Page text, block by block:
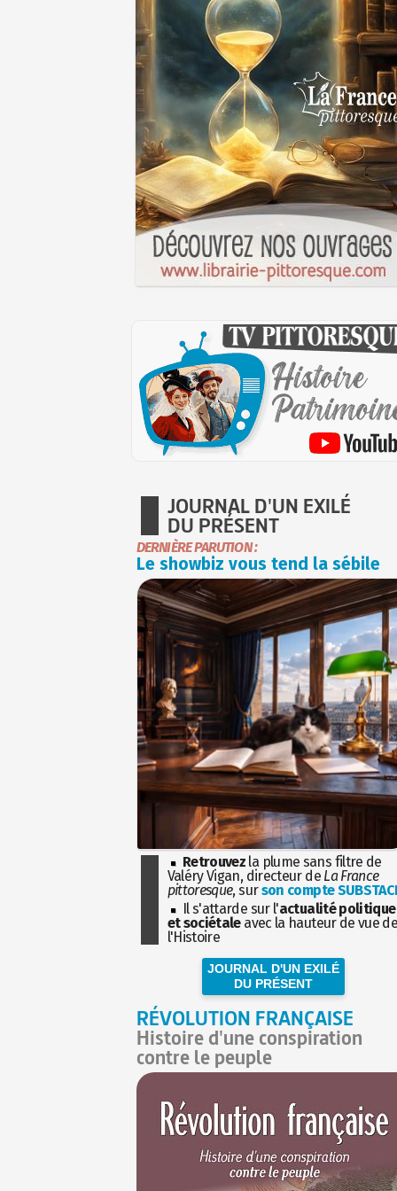
JOURNAL D'UN EXILÉ
DU PRÉSENT
DERNIÈRE PARUTION :
Le showbiz vous tend la sébile
Retrouvez la plume sans filtre de
Valéry Vigan, directeur de La France
pittoresque, surson compte
Il s'attarde sur l'actualité politique
et sociétaleavec la hauteur de vue
l'Histoire
JOURNAL D'UN EXILÉ
DU PRÉSENT
RÉVOLUTION FRANÇAISE
Histoire d'une conspiration
contre le peuple